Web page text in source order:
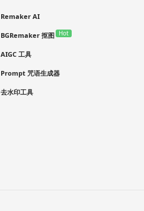
Remaker AI
BGRemaker 抠图 Hot
AIGC 工具
Prompt 咒语生成器
去水印工具